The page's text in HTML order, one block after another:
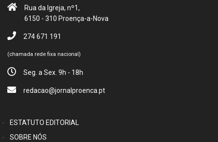
Rua da Igreja, nº1,
6150 - 310 Proença-a-Nova
274 671 191
(chamada rede fixa nacional)
Seg. a Sex. 9h - 18h
redacao@jornalproenca.pt
ESTATUTO EDITORIAL
SOBRE NÓS